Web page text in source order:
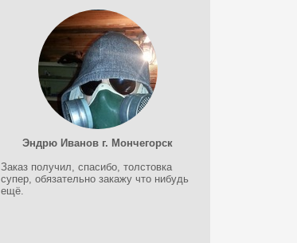
Эндрю Иванов г. Мончегорск
Заказ получил, спасибо, толстовка
супер, обязательно закажу что нибудь
ещё.